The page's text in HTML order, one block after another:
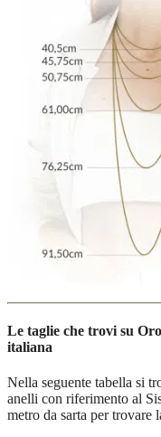
Le taglie che trovi su
italiana
Nella seguente tabella si
anelli con riferimento al
metro da sarta per trovare